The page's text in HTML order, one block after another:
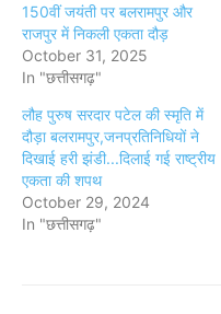
150वीं जयंती पर बलरामपुर और
राजपुर में निकली एकता दौड़
October 31, 2025
In "छत्तीसगढ़"
लौह पुरुष सरदार पटेल की स्मृति में
दौड़ा बलरामपुर,जनप्रतिनिधियों ने
दिखाई हरी झंडी...दिलाई गई राष्ट्रीय
एकता की शपथ
October 29, 2024
In "छत्तीसगढ़"